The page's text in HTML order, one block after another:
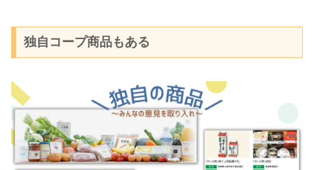
独自コープ商品もある